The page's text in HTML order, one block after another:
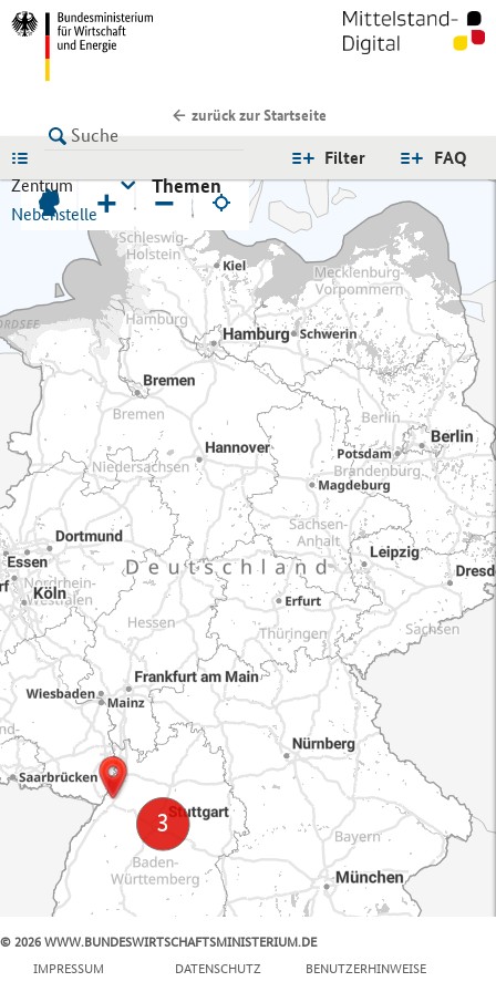
zurück zur Startseite
FAQ
Filter
Zentrum
Nebenstelle
Themen
+ −
© 2026 WWW.BUNDESWIRTSCHAFTSMINISTERIUM.DE
IMPRESSUM
DATENSCHUTZ BENUTZERHINWEISE